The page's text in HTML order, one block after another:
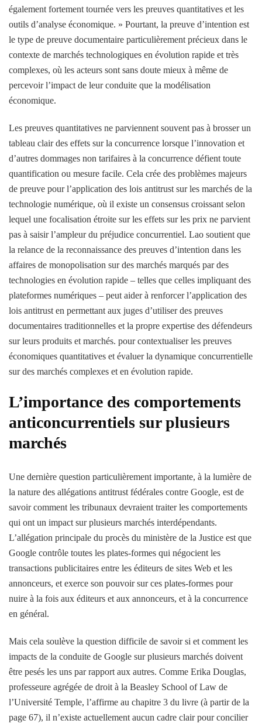
également fortement tournée vers les preuves quantitatives et les
outils d’analyse économique. » Pourtant, la preuve d’intention est
le type de preuve documentaire particulièrement précieux dans le
contexte de marchés technologiques en évolution rapide et très
complexes, où les acteurs sont sans doute mieux à même de
percevoir l’impact de leur conduite que la modélisation
économique.
Les preuves quantitatives ne parviennent souvent pas à brosser un
tableau clair des effets sur la concurrence lorsque l’innovation et
d’autres dommages non tarifaires à la concurrence défient toute
quantification ou mesure facile. Cela crée des problèmes majeurs
de preuve pour l’application des lois antitrust sur les marchés de la
technologie numérique, où il existe un consensus croissant selon
lequel une focalisation étroite sur les effets sur les prix ne parvient
pas à saisir l’ampleur du préjudice concurrentiel. Lao soutient que
la relance de la reconnaissance des preuves d’intention dans les
affaires de monopolisation sur des marchés marqués par des
technologies en évolution rapide – telles que celles impliquant des
plateformes numériques – peut aider à renforcer l’application des
lois antitrust en permettant aux juges d’utiliser des preuves
documentaires traditionnelles et la propre expertise des défendeurs
sur leurs produits et marchés. pour contextualiser les preuves
économiques quantitatives et évaluer la dynamique concurrentielle
sur des marchés complexes et en évolution rapide.
L’importance des comportements
anticoncurrentiels sur plusieurs
marchés
Une dernière question particulièrement importante, à la lumière de
la nature des allégations antitrust fédérales contre Google, est de
savoir comment les tribunaux devraient traiter les comportements
qui ont un impact sur plusieurs marchés interdépendants.
L’allégation principale du procès du ministère de la Justice est que
Google contrôle toutes les plates-formes qui négocient les
transactions publicitaires entre les éditeurs de sites Web et les
annonceurs, et exerce son pouvoir sur ces plates-formes pour
nuire à la fois aux éditeurs et aux annonceurs, et à la concurrence
en général.
Mais cela soulève la question difficile de savoir si et comment les
impacts de la conduite de Google sur plusieurs marchés doivent
être pesés les uns par rapport aux autres. Comme Erika Douglas,
professeure agrégée de droit à la Beasley School of Law de
l’Université Temple, l’affirme au chapitre 3 du livre (à partir de la
page 67), il n’existe actuellement aucun cadre clair pour concilier